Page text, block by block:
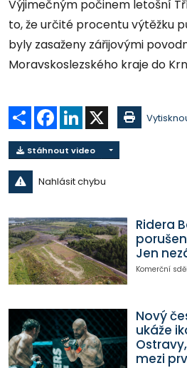
Výjimečným počinem letošní
to, že určité procentu výtěžku
byly zasaženy zářijovými
Moravskoslezského kraje do
Sdílet Facebook
LinkedIn
Stáhnout video
Nahlásit chybu
Ridera
Jen
Komerční
Nový
ukáže
mezi